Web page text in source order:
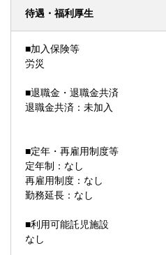
待遇・福利厚生
■加入保険等
労災
■退職金・退職金共済
退職金共済：未加入
■定年・再雇用制度等
定年制：なし
再雇用制度：なし
勤務延長：なし
■利用可能託児施設
なし